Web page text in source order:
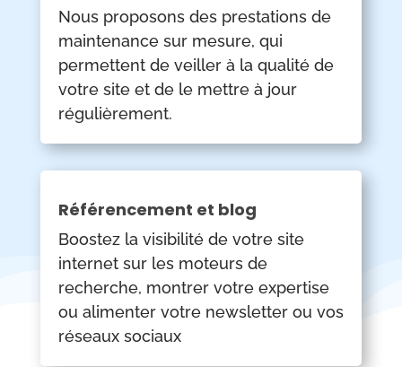
Nous proposons des prestations de
maintenance sur mesure, qui
permettent de veiller à la qualité de
votre site et de le mettre à jour
régulièrement.
Référencement et blog
Boostez la visibilité de votre site
internet sur les moteurs de
recherche, montrer votre expertise
ou alimenter votre newsletter ou vos
réseaux sociaux